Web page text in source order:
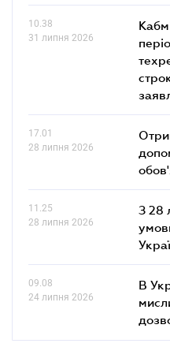
10.38
31 липня 2026
17.01
28 липня 2026
11.25
28 липня 2026
З 28
09.08
24 липня 2026
В